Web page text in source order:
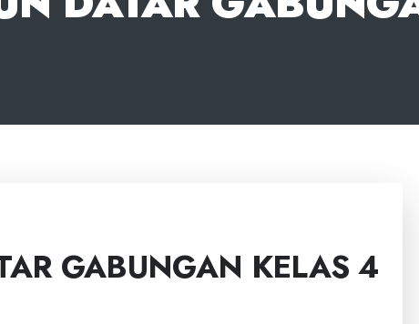
GABUNGAN KELAS 4